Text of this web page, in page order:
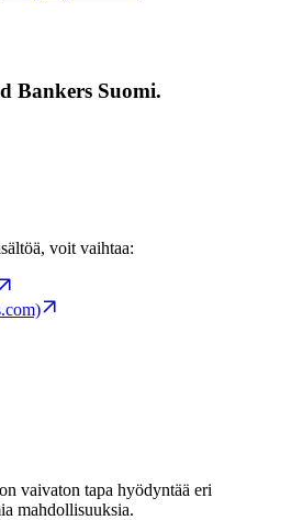
Bankers Suomi.
voit vaihtaa:
vaivaton tapa hyödyntää eri
mahdollisuuksia.